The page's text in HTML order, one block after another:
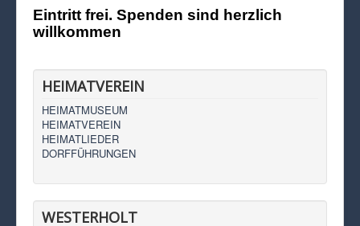
Eintritt frei. Spenden sind herzlich
willkommen
HEIMATVEREIN
HEIMATMUSEUM
HEIMATVEREIN
HEIMATLIEDER
DORFFÜHRUNGEN
WESTERHOLT